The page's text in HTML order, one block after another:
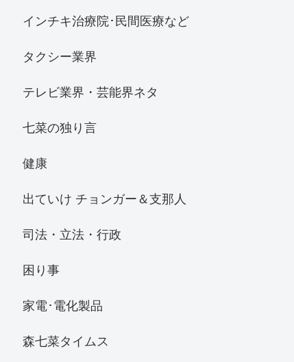
インチキ治療院･民間医療など
タクシー業界
テレビ業界・芸能界ネタ
七菜の独り言
健康
出ていけ チョンガー＆支那人
司法・立法・行政
困り事
家電･電化製品
森七菜タイムス